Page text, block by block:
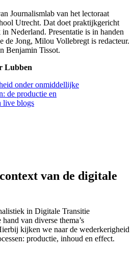
Journalismlab van het lectoraat
Utrecht. Dat doet praktijkgericht
Nederland. Presentatie is in handen
de Jong, Milou Vollebregt is redacteur.
Benjamin Tissot.
Lubben
onder onmiddellijke
de productie en
live blogs
van de digitale
in Digitale Transitie
van diverse thema’s
kijken we naar de wederkerigheid
productie, inhoud en effect.